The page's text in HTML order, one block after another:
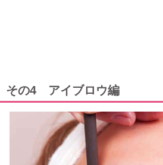
その4 アイブロウ編